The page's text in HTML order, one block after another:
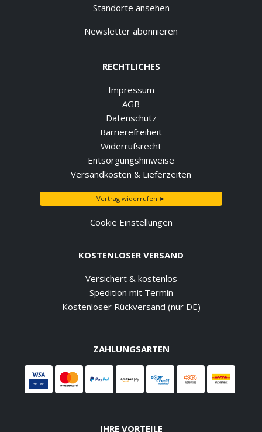
Standorte ansehen
Newsletter abonnieren
RECHTLICHES
Impressum
AGB
Datenschutz
Barrierefreiheit
Widerrufsrecht
Entsorgungshinweise
Versandkosten & Lieferzeiten
Vertrag widerrufen ►
Cookie Einstellungen
KOSTENLOSER VERSAND
Versichert & kostenlos
Spedition mit Termin
Kostenloser Rückversand (nur DE)
ZAHLUNGSARTEN
IHRE VORTEILE